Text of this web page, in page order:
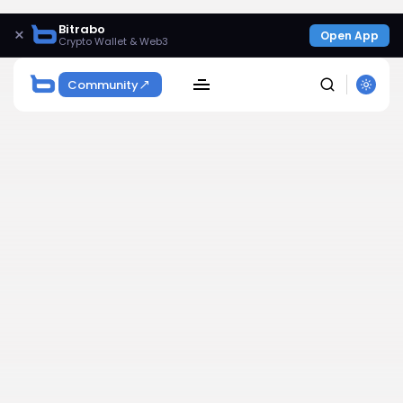
× Bitrabo
Crypto Wallet & Web3 Open App
Community